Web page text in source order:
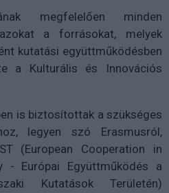
megfelelően minden
a forrásokat, melyek
kutatási együttműködésben
a Kulturális és Innovációs
is biztosítottak a szükséges
legyen szó Erasmusról,
(European Cooperation in
- Európai Együttműködés a
Kutatások Területén)